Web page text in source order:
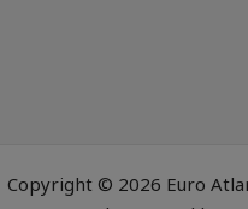
Copyright © 2026 Euro